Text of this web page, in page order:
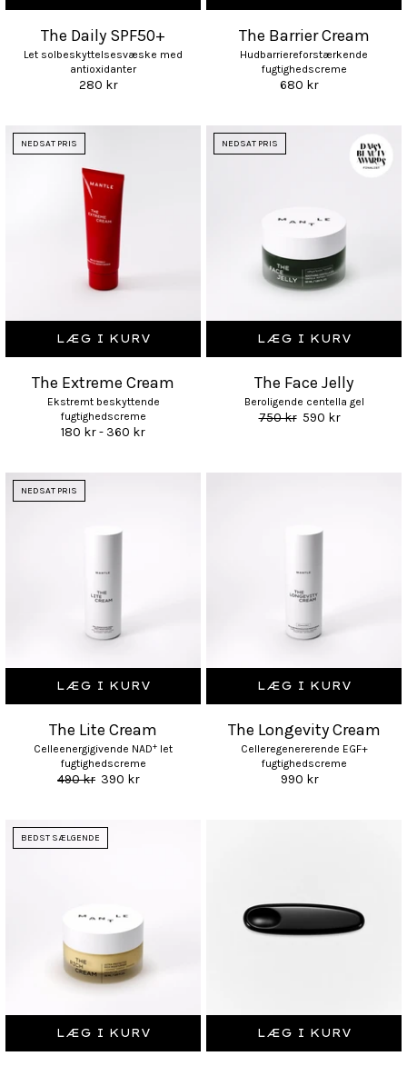
The Daily SPF50+
Let solbeskyttelsesvæske med
antioxidanter
280 kr
The Barrier Cream
Hudbarriereforstærkende
fugtighedscreme
680 kr
LÆG I KURV
NEDSAT PRIS
The Extreme Cream
Ekstremt beskyttende
fugtighedscreme
180 kr - 360 kr
LÆG I KURV
NEDSAT PRIS
The Face Jelly
Beroligende centella gel
750 kr 590 kr
LÆG I KURV
NEDSAT PRIS
The Lite Cream
Celleenergigivende NAD+ let
fugtighedscreme
490 kr 390 kr
LÆG I KURV
The Longevity Cream
Celleregenererende EGF+
fugtighedscreme
990 kr
LÆG I KURV
BEDST SÆLGENDE
LÆG I KURV